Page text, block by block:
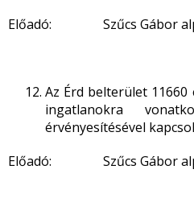
Előadó: Szűcs Gábor
Az Érd belterület 11660
ingatlanokra
érvényesítésével
Előadó: Szűcs Gábor